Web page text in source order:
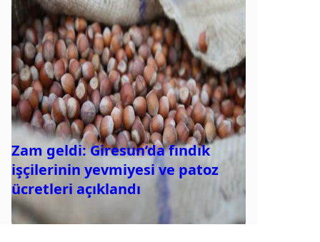
Zam geldi: Giresun’da fındık
işçilerinin yevmiyesi ve patoz
ücretleri açıklandı